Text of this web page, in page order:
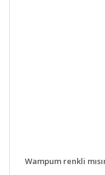
DETAYLAR
Wampum renkli